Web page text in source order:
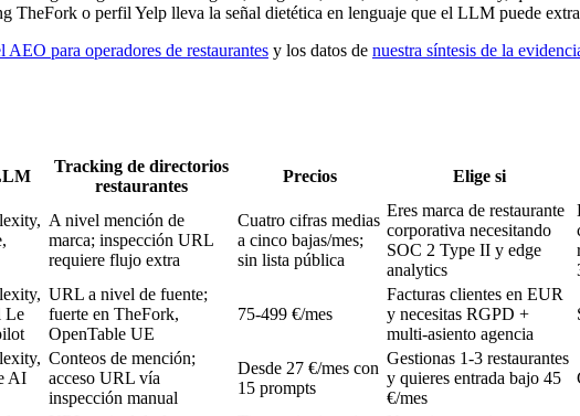
TheFork o perfil Yelp lleva la señal dietética en lenguaje que el LLM puede
AEO para operadores de restaurantes y los datos de nuestra síntesis de la
Tracking de directorios
restaurantes
Precios Elige si
A nivel mención de
marca; inspección URL
requiere flujo extra
Cuatro cifras medias
a cinco bajas/mes;
sin lista pública
Eres marca de restaurante
corporativa necesitando
SOC 2 Type II y edge
analytics
Le
URL a nivel de fuente;
fuerte en TheFork,
OpenTable UE
75-499 €/mes
Facturas clientes en EUR
y necesitas RGPD +
multi-asiento agencia
AI
Conteos de mención;
acceso URL vía
inspección manual
Desde 27 €/mes con
15 prompts
Gestionas 1-3 restaurantes
y quieres entrada bajo 45
€/mes